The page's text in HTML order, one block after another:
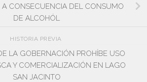
A CONSECUENCIA DEL CONSUMO
DE ALCOHÓL
HISTORIA PREVIA
LA GOBERNACIÓN PROHÍBE USO
Y COMERCIALIZACIÓN EN LAGO
SAN JACINTO